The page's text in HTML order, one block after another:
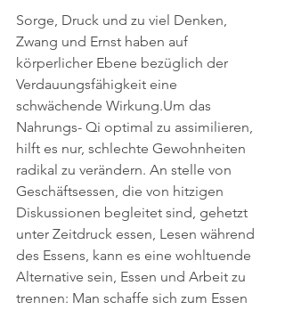
Sorge, Druck und zu viel Denken,
Zwang und Ernst haben auf
körperlicher Ebene bezüglich der
Verdauungsfähigkeit eine
schwächende Wirkung.Um das
Nahrungs- Qi optimal zu assimilieren,
hilft es nur, schlechte Gewohnheiten
radikal zu verändern. An stelle von
Geschäftsessen, die von hitzigen
Diskussionen begleitet sind, gehetzt
unter Zeitdruck essen, Lesen während
des Essens, kann es eine wohltuende
Alternative sein, Essen und Arbeit zu
trennen: Man schaffe sich zum Essen